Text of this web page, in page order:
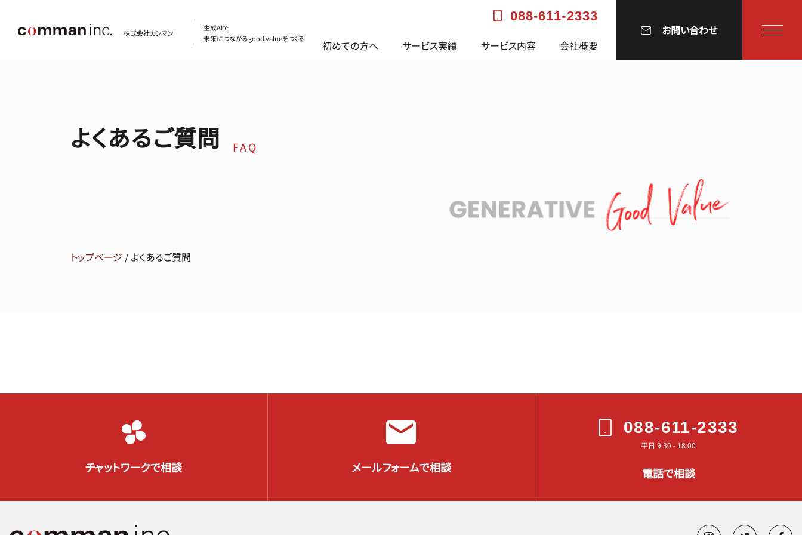
株式会社カンマン
生成AIで
未来につながるgood valueをつくる
088-611-2333
初めての方へ サービス実績 サービス内容 会社概要
お問い合わせ
よくあるご質問 FAQ
トップページ / よくあるご質問
チャットワークで相談 メールフォームで相談
088-611-2333
平日 9:30 - 18:00
電話で相談